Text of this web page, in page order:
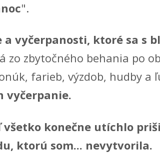
".
vyčerpanosti, ktoré sa s
zo zbytočného behania po
farieb, výzdob, hudby a
vyčerpanie.
všetko konečne utíchlo
ktorú som... nevytvorila.